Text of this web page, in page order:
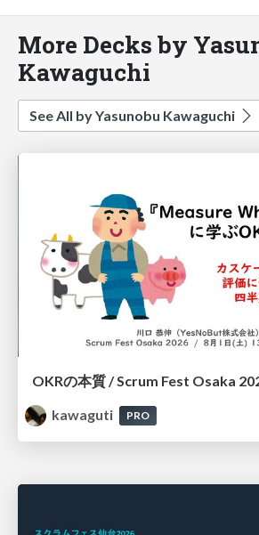
More Decks by
Kawaguchi
See All by Yasunobu Kawaguchi
OKRの本質 / Scrum Fest Osaka
kawaguti
PRO